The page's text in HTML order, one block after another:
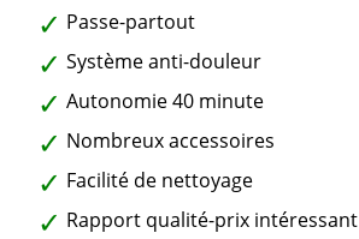
Passe-partout
Système anti-douleur
Autonomie 40 minute
Nombreux accessoires
Facilité de nettoyage
Rapport qualité-prix intéressant